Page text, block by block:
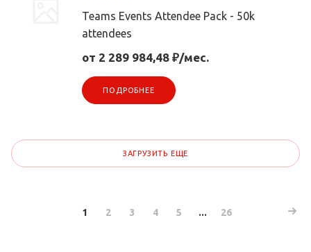
Teams Events Attendee Pack - 50k
attendees
от 2 289 984,48 ₽/мес.
ПОДРОБНЕЕ
ЗАГРУЗИТЬ ЕЩЕ
1 2 3 4 5 ... 26